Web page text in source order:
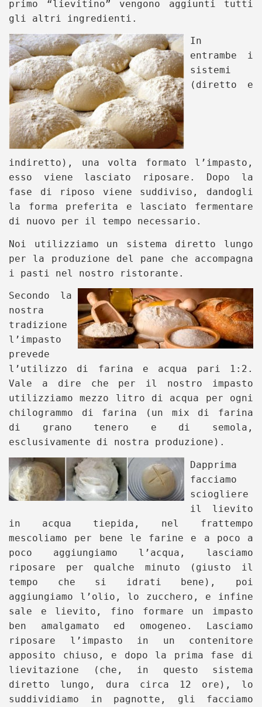
primo “lievitino” vengono aggiunti tutti
gli altri ingredienti.
In
entrambe i
sistemi
(diretto e
indiretto), una volta formato l’impasto,
esso viene lasciato riposare. Dopo la
fase di riposo viene suddiviso, dandogli
la forma preferita e lasciato fermentare
di nuovo per il tempo necessario.
Noi utilizziamo un sistema diretto lungo
per la produzione del pane che accompagna
i pasti nel nostro ristorante.
Secondo la
nostra
tradizione
l’impasto
prevede
l’utilizzo di farina e acqua pari 1:2.
Vale a dire che per il nostro impasto
utilizziamo mezzo litro di acqua per ogni
chilogrammo di farina (un mix di farina
di grano tenero e di semola,
esclusivamente di nostra produzione).
Dapprima
facciamo
sciogliere
il lievito
in acqua tiepida, nel frattempo
mescoliamo per bene le farine e a poco a
poco aggiungiamo l’acqua, lasciamo
riposare per qualche minuto (giusto il
tempo che si idrati bene), poi
aggiungiamo l’olio, lo zucchero, e infine
sale e lievito, fino formare un impasto
ben amalgamato ed omogeneo. Lasciamo
riposare l’impasto in un contenitore
apposito chiuso, e dopo la prima fase di
lievitazione (che, in questo sistema
diretto lungo, dura circa 12 ore), lo
suddividiamo in pagnotte, gli facciamo